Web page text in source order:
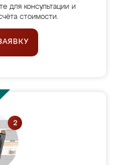
для консультации и
стоимости.